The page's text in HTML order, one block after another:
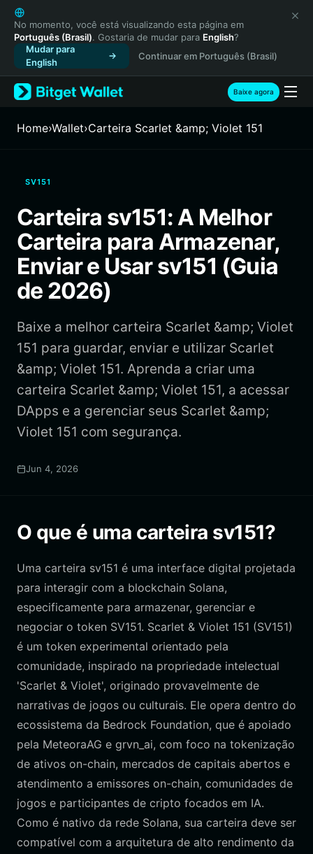
English
日本語
Tiếng Việt
Русский
Español (Latinoamérica)
Türkçe
Français
繁體中文
Bahasa Indonesia
ภาษาไทย
हिन्दी
Español
Português (Brasil)
No momento, você está visualizando esta página em
Português (Brasil). Gostaria de mudar para English?
Mudar para
English
Continuar em Português (Brasil)
Baixe agora
Home›Wallet›Carteira Scarlet &amp; Violet 151
SV151
Carteira sv151: A Melhor
Carteira para Armazenar,
Enviar e Usar sv151 (Guia
de 2026)
Baixe a melhor carteira Scarlet &amp; Violet
151 para guardar, enviar e utilizar Scarlet
&amp; Violet 151. Aprenda a criar uma
carteira Scarlet &amp; Violet 151, a acessar
DApps e a gerenciar seus Scarlet &amp;
Violet 151 com segurança.
Jun 4, 2026
O que é uma carteira sv151?
Uma carteira sv151 é uma interface digital projetada
para interagir com a blockchain Solana,
especificamente para armazenar, gerenciar e
negociar o token SV151. Scarlet & Violet 151 (SV151)
é um token experimental orientado pela
comunidade, inspirado na propriedade intelectual
'Scarlet & Violet', originado provavelmente de
narrativas de jogos ou culturais. Ele opera dentro do
ecossistema da Bedrock Foundation, que é apoiado
pela MeteoraAG e grvn_ai, com foco na tokenização
de ativos on-chain, mercados de capitais abertos e
atendimento a emissores on-chain, comunidades de
jogos e participantes de cripto focados em IA.
Como é nativo da rede Solana, sua carteira deve ser
compatível com a arquitetura de alto rendimento da